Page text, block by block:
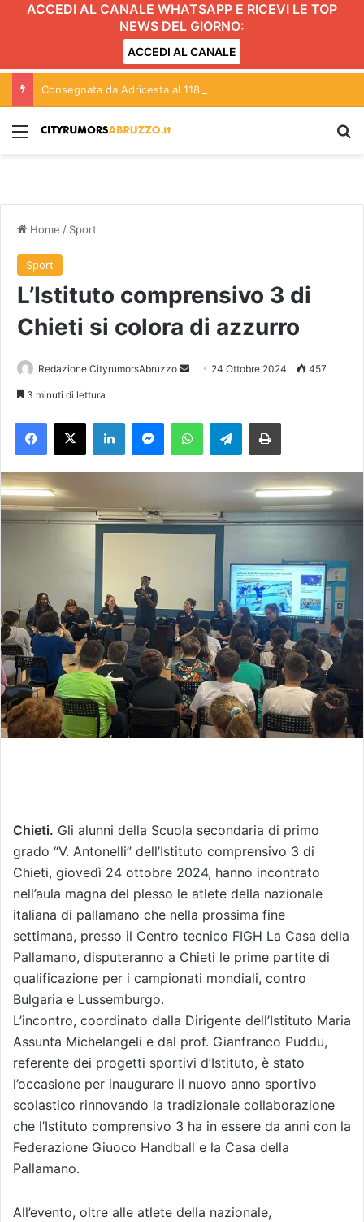
ACCEDI AL CANALE WHATSAPP E RICEVI LE TOP
NEWS DEL GIORNO:
ACCEDI AL CANALE
Menu
Home / Sport
Sport
L’Istituto comprensivo 3 di
Chieti si colora di azzurro
Redazione CityrumorsAbruzzo
a
e
l
24 Ottobre 2024 457
3 minuti di lettura
Telegram
Chieti. Gli alunni della Scuola secondaria di primo
grado “V. Antonelli” dell’Istituto comprensivo 3 di
Chieti, giovedì 24 ottobre 2024, hanno incontrato
nell’aula magna del plesso le atlete della nazionale
italiana di pallamano che nella prossima fine
settimana, presso il Centro tecnico FIGH La Casa della
Pallamano, disputeranno a Chieti le prime partite di
qualificazione per i campionati mondiali, contro
Bulgaria e Lussemburgo.
L’incontro, coordinato dalla Dirigente dell’Istituto Maria
Assunta Michelangeli e dal prof. Gianfranco Puddu,
referente dei progetti sportivi d’Istituto, è stato
l’occasione per inaugurare il nuovo anno sportivo
scolastico rinnovando la tradizionale collaborazione
che l’Istituto comprensivo 3 ha in essere da anni con la
Federazione Giuoco Handball e la Casa della
Pallamano.
All’evento, oltre alle atlete della nazionale,